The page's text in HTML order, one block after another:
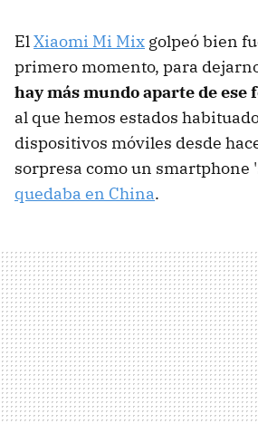
ElXiaomi Mi Mix golpeó bien
primero momento, para
hay más mundo aparte de ese
al que hemos estados
dispositivos móviles desde
sorpresa como un smartphone
quedaba en China.